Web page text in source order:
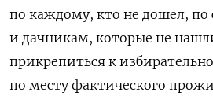
по каждому, кто не дошел, по
и дачникам, которые не
прикрепиться к
по месту фактического